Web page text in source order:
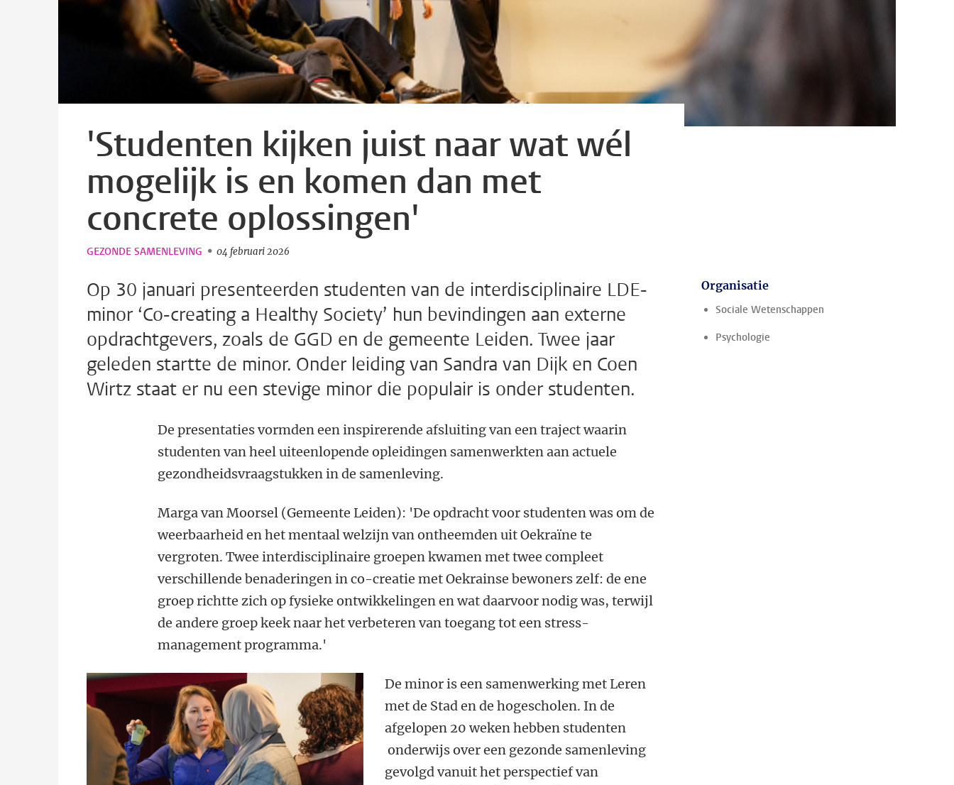
'Studenten kijken juist naar wat wél
mogelijk is en komen dan met
concrete oplossingen'
GEZONDE SAMENLEVING 04 februari 2026
Op 30 januari presenteerden studenten van de interdisciplinaire LDE-
minor ‘Co-creating a Healthy Society’ hun bevindingen aan externe
opdrachtgevers, zoals de GGD en de gemeente Leiden. Twee jaar
geleden startte de minor. Onder leiding van Sandra van Dijk en Coen
Wirtz staat er nu een stevige minor die populair is onder studenten.
De presentaties vormden een inspirerende afsluiting van een traject waarin
studenten van heel uiteenlopende opleidingen samenwerkten aan actuele
gezondheidsvraagstukken in de samenleving.
Marga van Moorsel (Gemeente Leiden): 'De opdracht voor studenten was om de
weerbaarheid en het mentaal welzijn van ontheemden uit Oekraïne te
vergroten. Twee interdisciplinaire groepen kwamen met twee compleet
verschillende benaderingen in co-creatie met Oekrainse bewoners zelf: de ene
groep richtte zich op fysieke ontwikkelingen en wat daarvoor nodig was, terwijl
de andere groep keek naar het verbeteren van toegang tot een stress-
management programma.'
De minor is een samenwerking met Leren
met de Stad en de hogescholen. In de
afgelopen 20 weken hebben studenten
onderwijs over een gezonde samenleving
gevolgd vanuit het perspectief van
Organisatie
Sociale Wetenschappen
Psychologie